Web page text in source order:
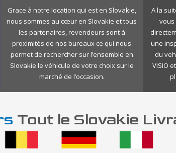
Grace à notre location qui est en Slovakie,
nous sommes au cœur en Slovakie et tous
les partenaires, revendeurs sont à
proximités de nos bureaux ce qui nous
permet de rechercher sur l’ensemble en
Slovakie le véhicule de votre choix sur le
marché de l’occasion.
A la
vous
une
du
VISIO
Tout le Slovakie